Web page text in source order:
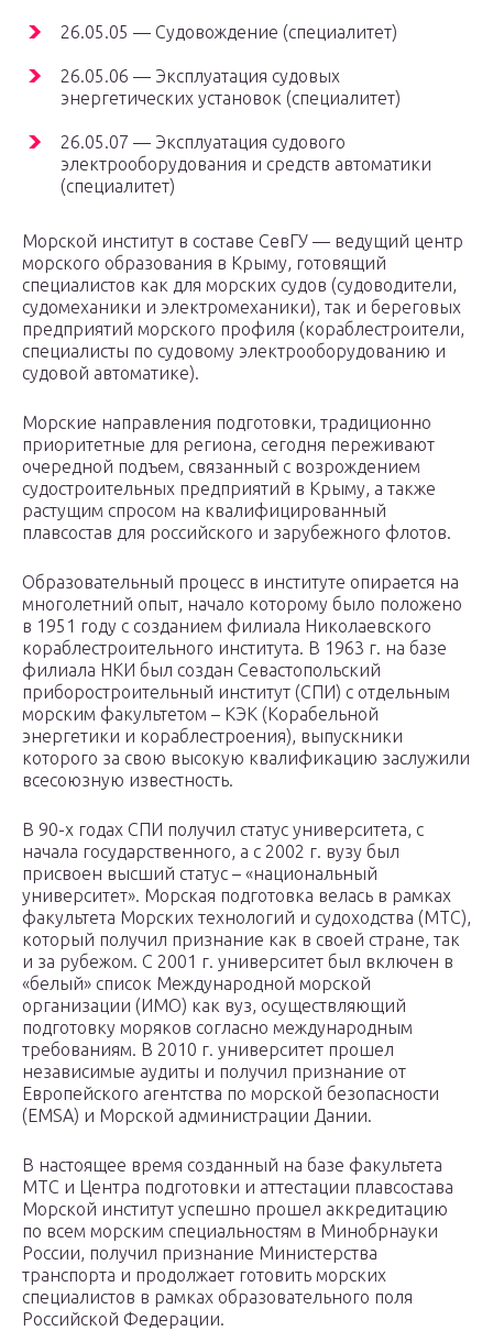
26.05.05 — Судовождение (специалитет)
26.05.06 — Эксплуатация судовых
энергетических установок (специалитет)
26.05.07 — Эксплуатация судового
электрооборудования и средств автоматики
(специалитет)
Морской институт в составе СевГУ — ведущий центр
морского образования в Крыму, готовящий
специалистов как для морских судов (судоводители,
судомеханики и электромеханики), так и береговых
предприятий морского профиля (кораблестроители,
специалисты по судовому электрооборудованию и
судовой автоматике).
Морские направления подготовки, традиционно
приоритетные для региона, сегодня переживают
очередной подъем, связанный с возрождением
судостроительных предприятий в Крыму, а также
растущим спросом на квалифицированный
плавсостав для российского и зарубежного флотов.
Образовательный процесс в институте опирается на
многолетний опыт, начало которому было положено
в 1951 году с созданием филиала Николаевского
кораблестроительного института. В 1963 г. на базе
филиала НКИ был создан Севастопольский
приборостроительный институт (СПИ) с отдельным
морским факультетом – КЭК (Корабельной
энергетики и кораблестроения), выпускники
которого за свою высокую квалификацию заслужили
всесоюзную известность.
В 90-х годах СПИ получил статус университета, с
начала государственного, а с 2002 г. вузу был
присвоен высший статус – «национальный
университет». Морская подготовка велась в рамках
факультета Морских технологий и судоходства (МТС),
который получил признание как в своей стране, так
и за рубежом. С 2001 г. университет был включен в
«белый» список Международной морской
организации (ИМО) как вуз, осуществляющий
подготовку моряков согласно международным
требованиям. В 2010 г. университет прошел
независимые аудиты и получил признание от
Европейского агентства по морской безопасности
(EMSA) и Морской администрации Дании.
В настоящее время созданный на базе факультета
МТС и Центра подготовки и аттестации плавсостава
Морской институт успешно прошел аккредитацию
по всем морским специальностям в Минобрнауки
России, получил признание Министерства
транспорта и продолжает готовить морских
специалистов в рамках образовательного поля
Российской Федерации.